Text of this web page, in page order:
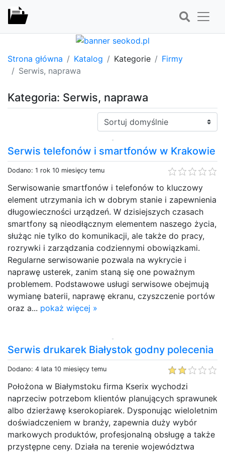
Strona główna Katalog Kategorie
Firmy
Serwis, naprawa
Kategoria: Serwis, naprawa
Sortuj:
Serwis telefonów i smartfonów w Krakowie
Dodano: 1 rok 10 miesięcy temu
Serwisowanie smartfonów i telefonów to kluczowy
element utrzymania ich w dobrym stanie i zapewnienia
długowieczności urządzeń. W dzisiejszych czasach
smartfony są nieodłącznym elementem naszego życia,
służąc nie tylko do komunikacji, ale także do pracy,
rozrywki i zarządzania codziennymi obowiązkami.
Regularne serwisowanie pozwala na wykrycie i
naprawę usterek, zanim staną się one poważnym
problemem. Podstawowe usługi serwisowe obejmują
wymianę baterii, naprawę ekranu, czyszczenie portów
oraz a... pokaż więcej »
Serwis drukarek Białystok godny polecenia
Dodano: 4 lata 10 miesięcy temu
Położona w Białymstoku firma Kserix wychodzi
naprzeciw potrzebom klientów planujących sprawunek
albo dzierżawę kserokopiarek. Dysponując wieloletnim
doświadczeniem w branży, zapewnia duży wybór
markowych produktów, profesjonalną obsługę a także
przystępne ceny. Działa na terenie województwa